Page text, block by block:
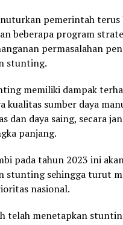
pemerintah terus
beberapa program
permasalahan
stunting.
memiliki dampak
kualitas sumber daya
dan daya saing, secara
panjang.
pada tahun 2023 ini
stunting sehingga turut
nasional.
telah menetapkan